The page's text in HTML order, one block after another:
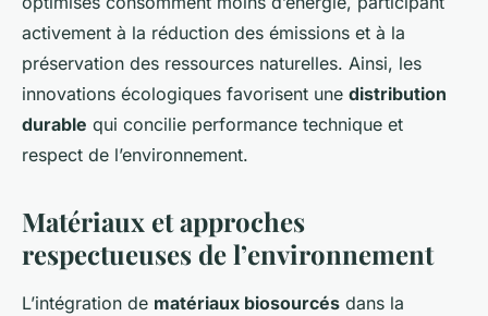
activement à la réduction des émissions et à la
préservation des ressources naturelles. Ainsi, les
innovations écologiques favorisent une distribution
durable qui concilie performance technique et
respect de l’environnement.
Matériaux et approches
respectueuses de l’environnement
L’intégration de matériaux biosourcés dans la